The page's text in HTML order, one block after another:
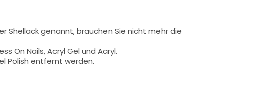
Shellack genannt, brauchen Sie nicht mehr die
On Nails, Acryl Gel und Acryl.
Polish entfernt werden.